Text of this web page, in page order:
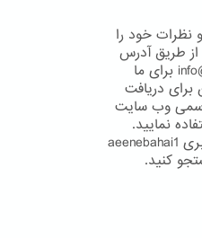
نظرات خود را
از طریق آدرس
ایمیل info@aeenebahai.org برای ما
برای دریافت
رسمی وب سایت
نمایید.
برای جستجو شناسه کاربری aeenebahai1
کنید.